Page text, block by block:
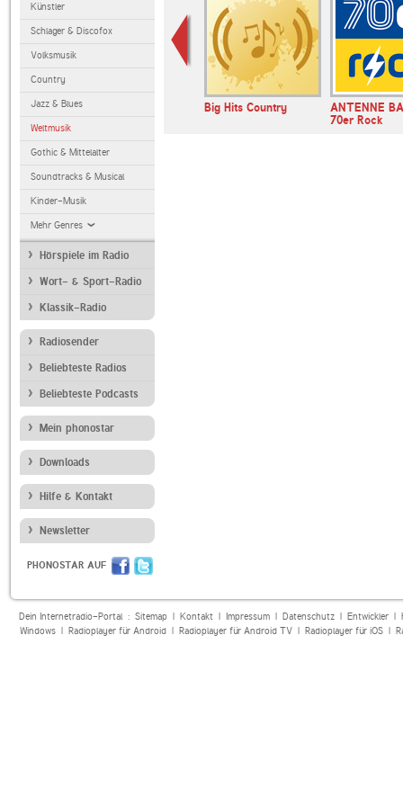
Künstler
Schlager & Discofox
Volksmusik
Country
Jazz & Blues
Weltmusik
Gothic & Mittelalter
Soundtracks & Musical
Kinder-Musik
Mehr Genres
Hörspiele im Radio
Wort- & Sport-Radio
Klassik-Radio
Radiosender
Beliebteste Radios
Beliebteste Podcasts
Mein phonostar
Downloads
Hilfe & Kontakt
Newsletter
PHONOSTAR AUF
Big Hits Country
ANTENNE
70er Rock
Dein Internetradio-Portal : Sitemap| Kontakt| Impressum| Datenschutz| Entwickler|
Windows| Radioplayer für Android| Radioplayer für Android TV| Radioplayer für iOS|